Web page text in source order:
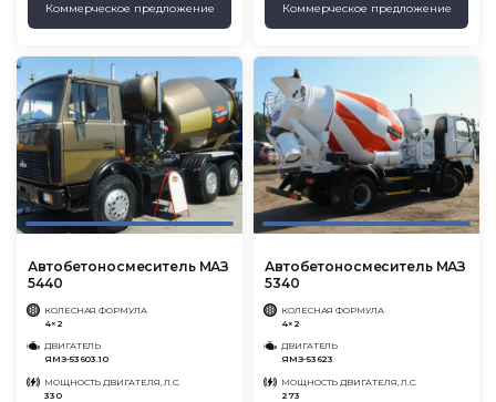
Коммерческое предложение Коммерческое предложение
Автобетоносмеситель МАЗ
5440
КОЛЕСНАЯ ФОРМУЛА
4×2
ДВИГАТЕЛЬ
ЯМЗ-53603.10
МОЩНОСТЬ ДВИГАТЕЛЯ, Л.С.
330
Автобетоносмеситель МАЗ
5340
КОЛЕСНАЯ ФОРМУЛА
4×2
ДВИГАТЕЛЬ
ЯМЗ-53623
МОЩНОСТЬ ДВИГАТЕЛЯ, Л.С.
273